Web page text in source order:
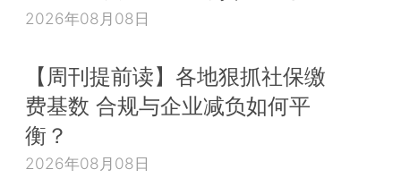
2026年08月08日
【周刊提前读】各地狠抓社保缴
费基数 合规与企业减负如何平
衡？
2026年08月08日